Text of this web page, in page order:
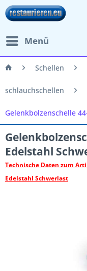
Menü
Schellen
schlauchschellen
Gelenkbolzenschelle
Edelstahl
Technische Daten zum
Edelstahl Schwerlast